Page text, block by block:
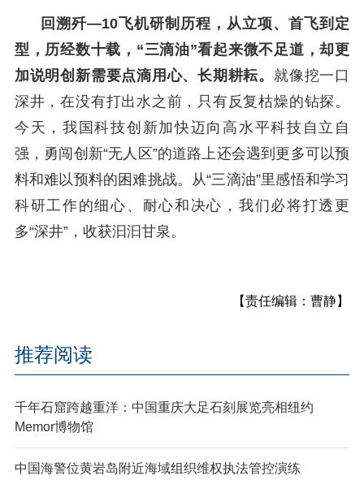
回溯歼—10飞机研制历程，从立项、首飞到定
型，历经数十载，“三滴油”看起来微不足道，却更
加说明创新需要点滴用心、长期耕耘。 就像挖一口
深井，在没有打出水之前，只有反复枯燥的钻探。
今天，我国科技创新加快迈向高水平科技自立自
强，勇闯创新“无人区”的道路上还会遇到更多可以预
料和难以预料的困难挑战。从“三滴油”里感悟和学习
科研工作的细心、耐心和决心，我们必将打透更
多“深井”，收获汩汩甘泉。
【责任编辑：曹静】
推荐阅读
千年石窟跨越重洋：中国重庆大足石刻展览亮相纽约
Memor博物馆
中国海警位黄岩岛附近海域组织维权执法管控演练